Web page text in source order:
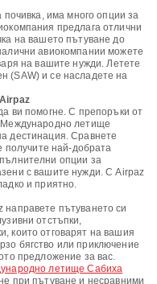
почивка, има много опции за
предлага отлични
на вашето пътуване до
авиокомпании можете
на вашите нужди. Летете
(SAW) и се насладете на
ви помогне. С препоръки от
летище
дестинация. Сравнете
получите най-добрата
опции за
с вашите нужди. С Airpaz
и приятно.
пътуването си
отстъпки,
които отговарят на вашия
бягство или приключение
предложение за вас.
летище Сабиха
при пътуване и несравними